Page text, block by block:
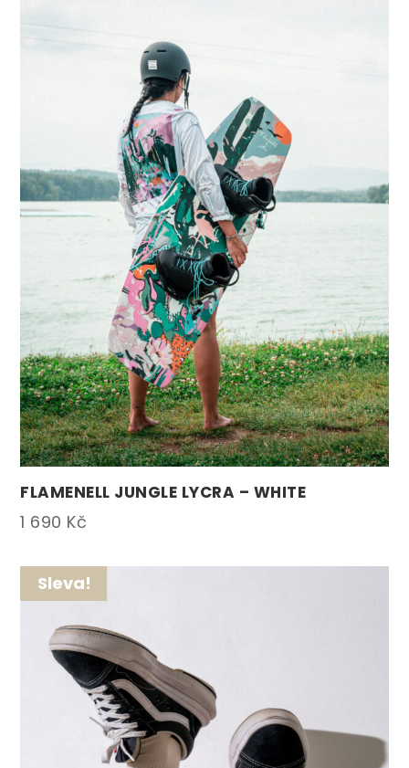
FLAMENELL JUNGLE LYCRA – WHITE
1 690 Kč
Sleva!